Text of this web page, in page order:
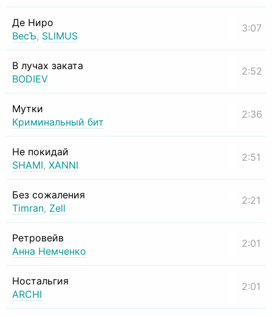
Де Ниро
ВесЪ, SLIMUS
3:07
В лучах заката
BODIEV
2:52
Мутки
Криминальный бит
2:36
Не покидай
SHAMI, XANNI
2:51
Без сожаления
Timran, Zell
2:21
Ретровейв
Анна Немченко
2:01
Ностальгия
ARCHI
2:01